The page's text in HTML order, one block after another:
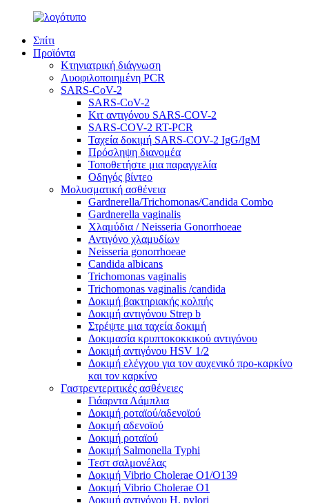
Σπίτι
Προϊόντα
Κτηνιατρική διάγνωση
Λυοφιλοποιημένη PCR
SARS-CoV-2
SARS-CoV-2
Κιτ αντιγόνου SARS-COV-2
SARS-COV-2 RT-PCR
Ταχεία δοκιμή SARS-COV-2 IgG/IgM
Πρόσληψη διανομέα
Τοποθετήστε μια παραγγελία
Οδηγός βίντεο
Μολυσματική ασθένεια
Gardnerella/Trichomonas/Candida Combo
Gardnerella vaginalis
Χλαμύδια / Neisseria Gonorrhoeae
Αντιγόνο χλαμυδίων
Neisseria gonorrhoeae
Candida albicans
Trichomonas vaginalis
Trichomonas vaginalis /candida
Δοκιμή βακτηριακής κολπής
Δοκιμή αντιγόνου Strep b
Στρέψτε μια ταχεία δοκιμή
Δοκιμασία κρυπτοκοκκικού αντιγόνου
Δοκιμή αντιγόνου HSV 1/2
Δοκιμή ελέγχου για τον αυχενικό προ-καρκίνο
και τον καρκίνο
Γαστρεντεριτικές ασθένειες
Γιάαρντα Λάμπλια
Δοκιμή ροταϊού/αδενοϊού
Δοκιμή αδενοϊού
Δοκιμή ροταϊού
Δοκιμή Salmonella Typhi
Τεστ σαλμονέλας
Δοκιμή Vibrio Cholerae O1/O139
Δοκιμή Vibrio Cholerae O1
Δοκιμή αντιγόνου H. pylori